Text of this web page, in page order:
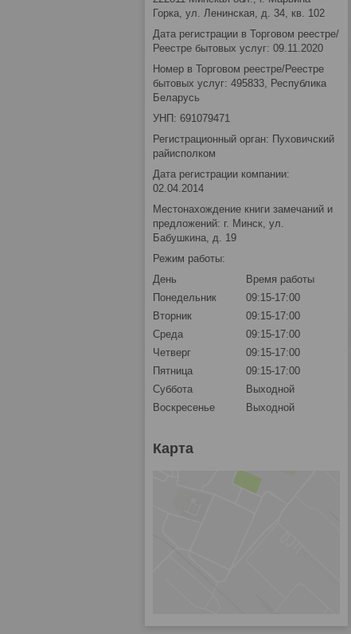
Горка, ул. Ленинская, д. 34, кв. 102
Дата регистрации в Торговом реестре/
Реестре бытовых услуг: 09.11.2020
Номер в Торговом реестре/Реестре
бытовых услуг: 495833, Республика
Беларусь
УНП: 691079471
Регистрационный орган: Пуховичский
райисполком
Дата регистрации компании:
02.04.2014
Местонахождение книги замечаний и
предложений: г. Минск, ул.
Бабушкина, д. 19
Режим работы:
День
Время работы
Понедельник
09:15-17:00
Вторник
09:15-17:00
Среда
09:15-17:00
Четверг
09:15-17:00
Пятница
09:15-17:00
Суббота
Выходной
Воскресенье
Выходной
Карта